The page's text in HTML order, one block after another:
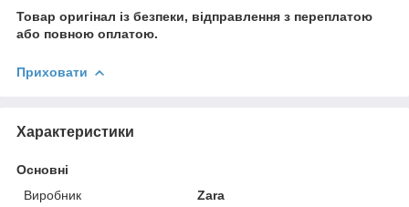
Товар оригінал із безпеки, відправлення з переплатою
або повною оплатою.
Приховати
Характеристики
Основні
Виробник
Zara